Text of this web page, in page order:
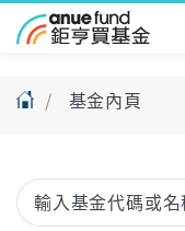
基金內頁